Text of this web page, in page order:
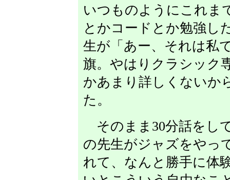
いつものようにこれま
とかコードとか勉強し
生が「あー、それは私
旗。やはりクラシック
かあまり詳しくないか
た。
そのまま30分話をし
の先生がジャズをやっ
れて、なんと勝手に体